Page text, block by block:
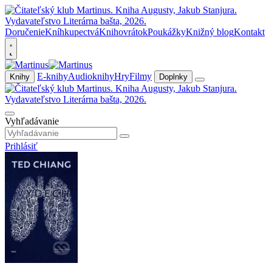
DoručenieKníhkupectváKnihovrátokPoukážkyKnižný blogKontakt
Knihy E-knihyAudioknihyHryFilmy Doplnky
Vyhľadávanie
Prihlásiť